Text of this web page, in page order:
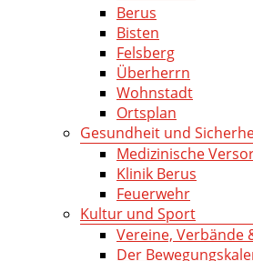
Berus
Bisten
Felsberg
Überherrn
Wohnstadt
Ortsplan
Gesundheit und
Medizinische
Klinik Berus
Feuerwehr
Kultur und Sport
Vereine, Verbände
Der